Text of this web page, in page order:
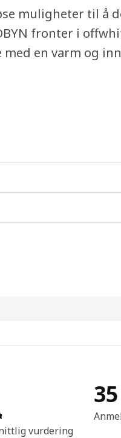
muligheter til å
fronter i
en varm og
Produktomtale: 4.7 ingen
vurdering
35